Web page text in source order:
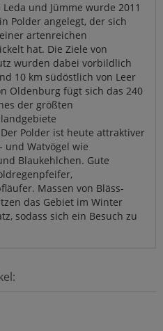
und Jümme wurde 2011
Polder angelegt, der sich
artenreichen
hat. Die Ziele von
wurden dabei vorbildlich
10 km südöstlich von Leer
Oldenburg fügt sich das 240
der größten
Polder ist heute attraktiver
und Watvögel wie
Blaukehlchen. Gute
Massen von Bläss-
das Gebiet im Winter
sodass sich ein Besuch zu